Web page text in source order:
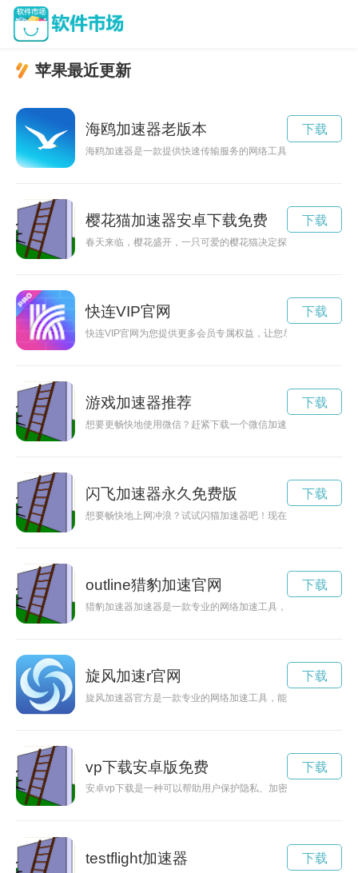
苹果最近更新
海鸥加速器老版本
海鸥加速器是一款提供快速传输服务的网络工具，经历了多个
下载
樱花猫加速器安卓下载免费
春天来临，樱花盛开，一只可爱的樱花猫决定探险，爬上了樱花
下载
快连VIP官网
快连VIP官网为您提供更多会员专属权益，让您尽享更多优惠和
下载
游戏加速器推荐
想要更畅快地使用微信？赶紧下载一个微信加速器吧！本文将
下载
闪飞加速器永久免费版
想要畅快地上网冲浪？试试闪猫加速器吧！现在注册就能获得
下载
outline猎豹加速官网
猎豹加速器加速器是一款专业的网络加速工具，能够帮助用户
下载
旋风加速r官网
旋风加速器官方是一款专业的网络加速工具，能够有效提升网
下载
vp下载安卓版免费
安卓vp下载是一种可以帮助用户保护隐私、加密连接，实现网
下载
testflight加速器 下载